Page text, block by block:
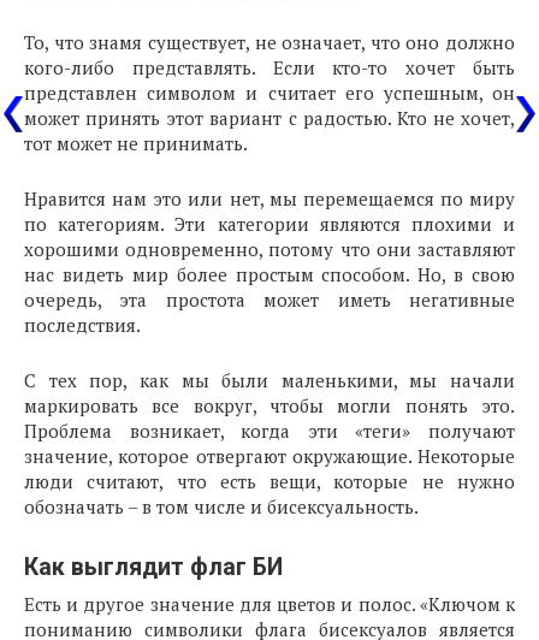
То, что знамя существует, не означает, что оно должно
кого-либо представлять. Если кто-то хочет быть
представлен символом и считает его успешным, он
может принять этот вариант с радостью. Кто не хочет,
тот может не принимать.
Нравится нам это или нет, мы перемещаемся по миру
по категориям. Эти категории являются плохими и
хорошими одновременно, потому что они заставляют
нас видеть мир более простым способом. Но, в свою
очередь, эта простота может иметь негативные
последствия.
С тех пор, как мы были маленькими, мы начали
маркировать все вокруг, чтобы могли понять это.
Проблема возникает, когда эти «теги» получают
значение, которое отвергают окружающие. Некоторые
люди считают, что есть вещи, которые не нужно
обозначать – в том числе и бисексуальность.
Как выглядит флаг БИ
Есть и другое значение для цветов и полос. «Ключом к
пониманию символики флага бисексуалов является